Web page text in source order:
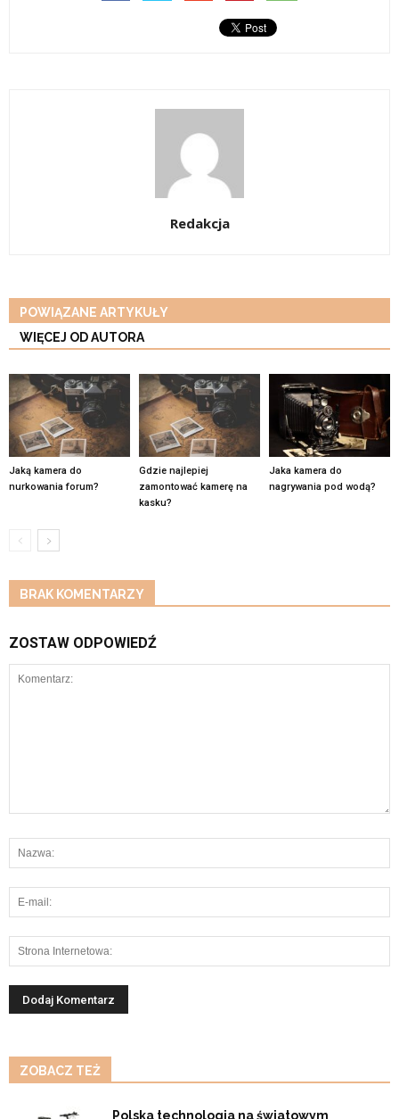
Redakcja
POWIĄZANE ARTYKUŁY
WIĘCEJ OD AUTORA
Jaką kamera do
nurkowania forum?
Gdzie najlepiej
zamontować kamerę na
kasku?
Jaka kamera do
nagrywania pod wodą?
BRAK KOMENTARZY
ZOSTAW ODPOWIEDŹ
ZOBACZ TEŻ
Polska technologia na światowym